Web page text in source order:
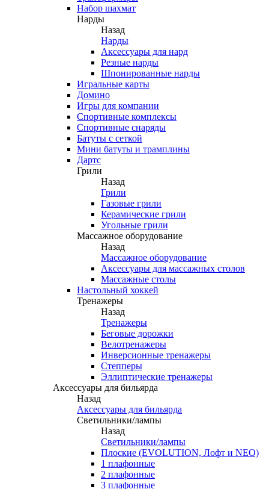
Набор шахмат
Нарды
Назад
Нарды
Аксессуары для нард
Резные нарды
Шпонированные нарды
Игральные карты
Домино
Игры для компании
Спортивные комплексы
Спортивные снаряды
Батуты с сеткой
Мини батуты и трамплины
Дартс
Грили
Назад
Грили
Газовые грили
Керамические грили
Угольные грили
Массажное оборудование
Назад
Массажное оборудование
Аксессуары для массажных столов
Массажные столы
Настольный хоккей
Тренажеры
Назад
Тренажеры
Беговые дорожки
Велотренажеры
Инверсионные тренажеры
Степперы
Эллиптические тренажеры
Аксессуары для бильярда
Назад
Аксессуары для бильярда
Светильники/лампы
Назад
Светильники/лампы
Плоские (EVOLUTION, Лофт и NEO)
1 плафонные
2 плафонные
3 плафонные